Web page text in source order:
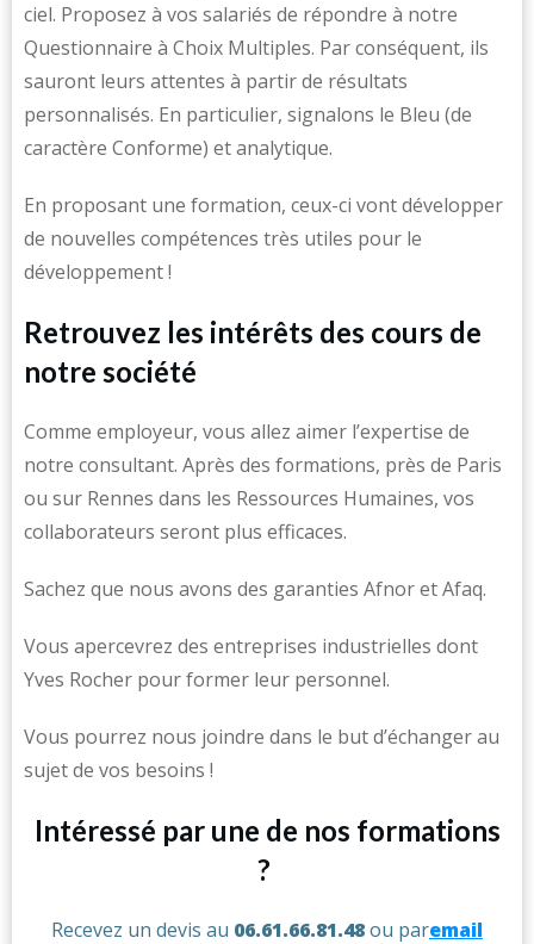
ciel. Proposez à vos salariés de répondre à notre
Questionnaire à Choix Multiples. Par conséquent, ils
sauront leurs attentes à partir de résultats
personnalisés. En particulier, signalons le Bleu (de
caractère Conforme) et analytique.
En proposant une formation, ceux-ci vont développer
de nouvelles compétences très utiles pour le
développement !
Retrouvez les intérêts des cours de
notre société
Comme employeur, vous allez aimer l’expertise de
notre consultant. Après des formations, près de Paris
ou sur Rennes dans les Ressources Humaines, vos
collaborateurs seront plus efficaces.
Sachez que nous avons des garanties Afnor et Afaq.
Vous apercevrez des entreprises industrielles dont
Yves Rocher pour former leur personnel.
Vous pourrez nous joindre dans le but d’échanger au
sujet de vos besoins !
Intéressé par une de nos formations
?
Recevez un devis au 06.61.66.81.48ou paremail